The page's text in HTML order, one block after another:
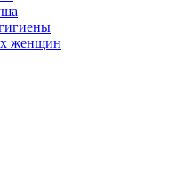
женщин